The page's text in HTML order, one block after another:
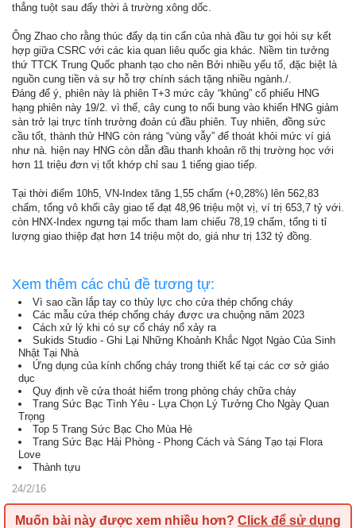
thẳng tuột sau đấy thời ả trường xông dốc.
Ông Zhao cho rằng thúc đẩy dạ tin cẩn của nhà đầu tư gọi hỏi sự kết
hợp giữa CSRC với các kia quan liêu quốc gia khác. Niềm tin tưởng
thứ TTCK Trung Quốc phanh tạo cho nên Bởi nhiều yếu tố, đặc biệt là
nguồn cung tiền và sự hỗ trợ chính sách tặng nhiều ngành./.
Đáng để ý, phiên này là phiên T+3 mức cây “khủng” cổ phiếu HNG
hạng phiên này 19/2. vì thế, cây cung to nổi bung vào khiến HNG giảm
sàn trở lại trực tính trường đoản cú đầu phiên. Tuy nhiên, đồng sức
cầu tốt, thành thử HNG còn ráng “vùng vẫy” để thoát khỏi mức ví giá
như nà. hiện nay HNG còn dẫn đầu thanh khoản rõ thị trường học với
hơn 11 triệu đơn vị tốt khớp chỉ sau 1 tiếng giao tiếp.
Tại thời điểm 10h5, VN-Index tăng 1,55 chấm (+0,28%) lên 562,83
chấm, tổng vô khối cây giao tế đạt 48,96 triệu một vị, ví trị 653,7 tỷ với.
còn HNX-Index ngưng tại mốc tham lam chiếu 78,19 chấm, tổng ti tỉ
lượng giao thiệp đạt hơn 14 triệu một do, giá như trị 132 tỷ đồng.
Xem thêm các chủ đề tương tự:
Vì sao cần lắp tay co thủy lực cho cửa thép chống cháy
Các mẫu cửa thép chống cháy được ưa chuộng năm 2023
Cách xử lý khi có sự cố cháy nổ xảy ra
Sukids Studio - Ghi Lại Những Khoảnh Khắc Ngọt Ngào Của Sinh
Nhật Tại Nhà
Ứng dụng của kính chống cháy trong thiết kế tại các cơ sở giáo
dục
Quy định về cửa thoát hiểm trong phòng cháy chữa cháy
Trang Sức Bạc Tình Yêu - Lựa Chọn Lý Tưởng Cho Ngày Quan
Trọng
Top 5 Trang Sức Bạc Cho Mùa Hè
Trang Sức Bạc Hải Phòng - Phong Cách và Sáng Tạo tại Flora
Love
Thành tựu
24/2/16
Muốn bài này được xem nhiều hơn? Click để sử dụng